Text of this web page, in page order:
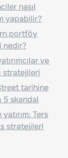
nasıl
yapabilir?
portföy
nedir?
ve
stratejileri
tarihine
5 skandal
Ters
stratejileri